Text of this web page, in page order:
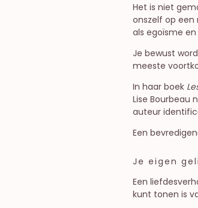
Het is niet
onszelf op
als egoïsme
Je bewust
meeste
In haar boek
Lise Bourbeau
auteur
Een
Je eigen
Een
kunt tonen is